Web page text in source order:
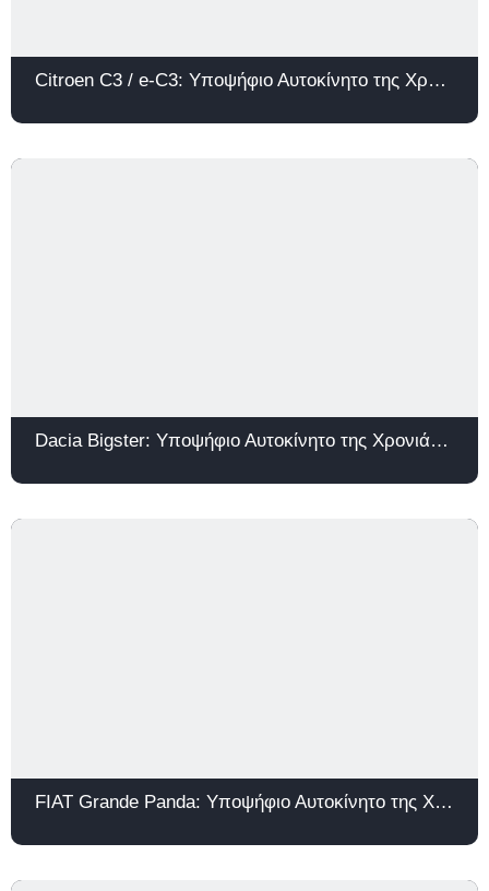
Citroen C3 / e-C3: Υποψήφιο Αυτοκίνητο της Χρονιάς 2026
Dacia Bigster: Υποψήφιο Αυτοκίνητο της Χρονιάς 2026
FIAT Grande Panda: Υποψήφιο Αυτοκίνητο της Χρονιάς 2026